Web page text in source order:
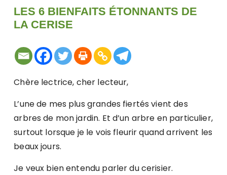
LES 6 BIENFAITS ÉTONNANTS DE
LA CERISE
Chère lectrice, cher lecteur,
L’une de mes plus grandes fiertés vient des
arbres de mon jardin. Et d’un arbre en particulier,
surtout lorsque je le vois fleurir quand arrivent les
beaux jours.
Je veux bien entendu parler du cerisier.